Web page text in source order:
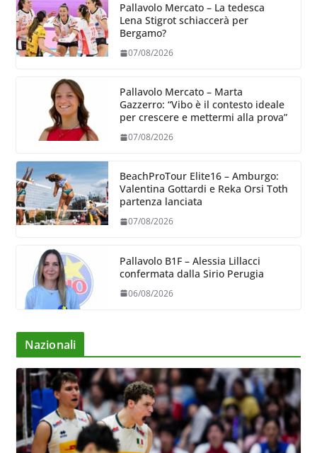
Pallavolo Mercato – La tedesca
Lena Stigrot schiaccerà per
Bergamo?
07/08/2026
Pallavolo Mercato – Marta
Gazzerro: “Vibo è il contesto ideale
per crescere e mettermi alla prova”
07/08/2026
BeachProTour Elite16 – Amburgo:
Valentina Gottardi e Reka Orsi Toth
partenza lanciata
07/08/2026
Pallavolo B1F – Alessia Lillacci
confermata dalla Sirio Perugia
06/08/2026
Nazionali